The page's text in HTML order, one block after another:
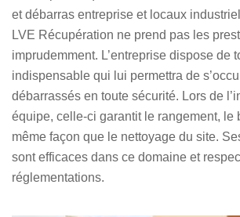
et débarras entreprise et locaux
LVE Récupération ne prend pas les
imprudemment. L’entreprise dispose de
indispensable qui lui permettra de
débarrassés en toute sécurité. Lors de
équipe, celle-ci garantit le rangement, le
même façon que le nettoyage du site.
sont efficaces dans ce domaine et
réglementations.